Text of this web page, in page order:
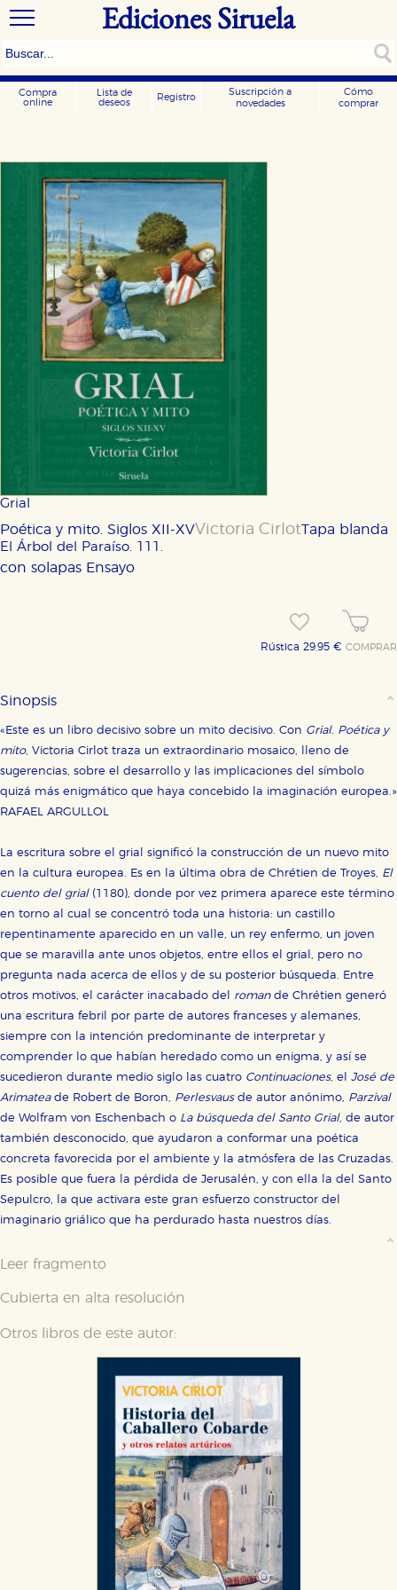
Ediciones Siruela
Compra
online
Lista de
deseos
Registro
Suscripción a
novedades
Cómo
comprar
Grial
Poética y mito. Siglos XII-XVVictoria Cirlot
El Árbol del Paraíso. 111.
Tapa blanda
con solapas Ensayo
Rústica 29,95 € COMPRAR
Sinopsis
«Este es un libro decisivo sobre un mito decisivo. Con Grial. Poética y
mito, Victoria Cirlot traza un extraordinario mosaico, lleno de
sugerencias, sobre el desarrollo y las implicaciones del símbolo
quizá más enigmático que haya concebido la imaginación europea.»
RAFAEL ARGULLOL
La escritura sobre el grial significó la construcción de un nuevo mito
en la cultura europea. Es en la última obra de Chrétien de Troyes, El
cuento del grial(1180), donde por vez primera aparece este término
en torno al cual se concentró toda una historia: un castillo
repentinamente aparecido en un valle, un rey enfermo, un joven
que se maravilla ante unos objetos, entre ellos el grial, pero no
pregunta nada acerca de ellos y de su posterior búsqueda. Entre
otros motivos, el carácter inacabado del romande Chrétien generó
una escritura febril por parte de autores franceses y alemanes,
siempre con la intención predominante de interpretar y
comprender lo que habían heredado como un enigma, y así se
sucedieron durante medio siglo las cuatro Continuaciones, el
José de
Arimatea de Robert de Boron, Perlesvausde autor anónimo, Parzival
de Wolfram von Eschenbach o La búsqueda del Santo Grial, de autor
también desconocido, que ayudaron a conformar una poética
concreta favorecida por el ambiente y la atmósfera de las Cruzadas.
Es posible que fuera la pérdida de Jerusalén, y con ella la del Santo
Sepulcro, la que activara este gran esfuerzo constructor del
imaginario griálico que ha perdurado hasta nuestros días.
Leer fragmento
Cubierta en alta resolución
Otros libros de este autor: